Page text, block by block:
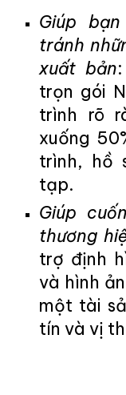
Giúp
tránh
xuất bản
trọn gói
trình rõ
xuống
trình, hồ
tạp.
Giúp
thương
trợ định
và hình
một tài
tín và vị